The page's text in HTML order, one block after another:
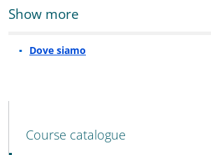
Show more
Dove siamo
MAIN NAVIGATION
Course catalogue